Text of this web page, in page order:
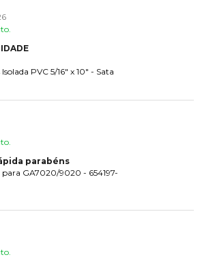
PVC 5/16" x 10" - Sata
parabéns
GA7020/9020 - 654197-